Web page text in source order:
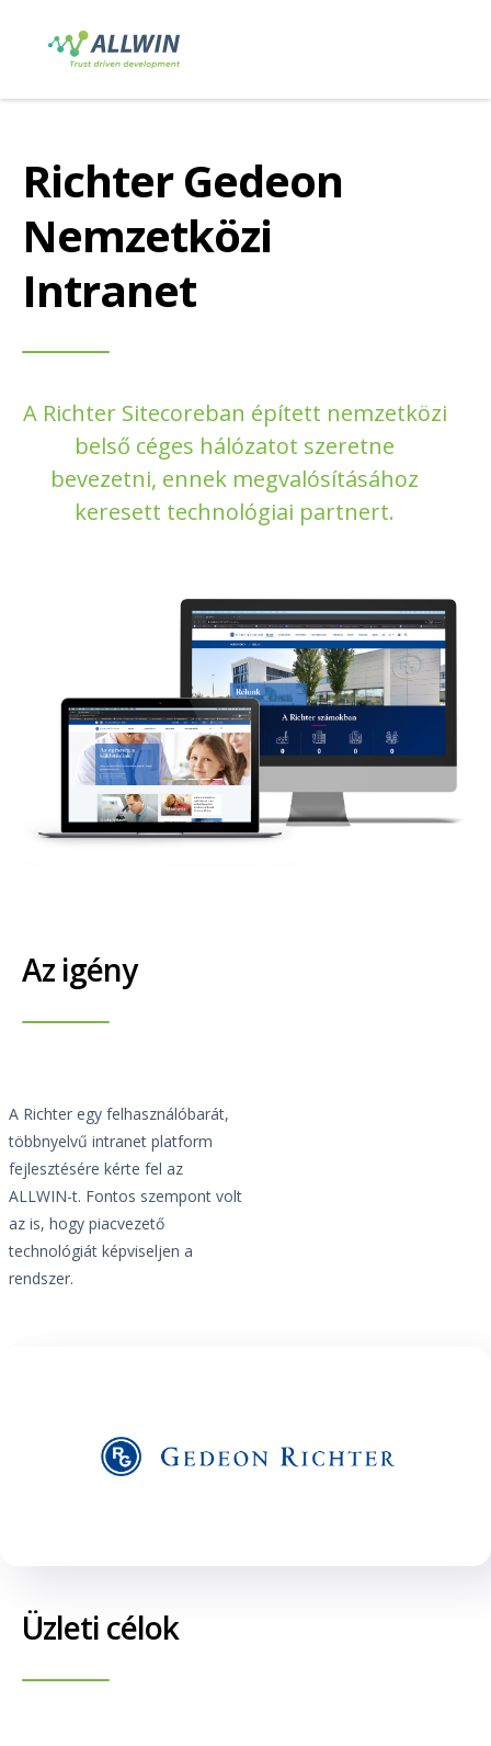
Richter Gedeon
Nemzetközi
Intranet
A Richter Sitecoreban épített nemzetközi
belső céges hálózatot szeretne
bevezetni, ennek megvalósításához
keresett technológiai partnert.
Az igény
A Richter egy felhasználóbarát,
többnyelvű intranet platform
fejlesztésére kérte fel az
ALLWIN-t. Fontos szempont volt
az is, hogy piacvezető
technológiát képviseljen a
rendszer.
Üzleti célok